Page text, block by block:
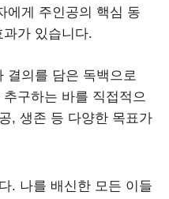
에게 주인공의 핵심 동
가 있습니다.
결의를 담은 독백으로
구하는 바를 직접적으
, 생존 등 다양한 목표가
. 나를 배신한 모든 이들